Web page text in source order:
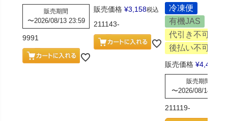
販売期間
〜2026/08/13 23:59
9991
販売価格 ¥3,158税込
211143-
冷凍便
有機JAS
代引き不可
後払い不可
販売価格 ¥4,472
販売期間
〜2026/08/14 8:30
211119-